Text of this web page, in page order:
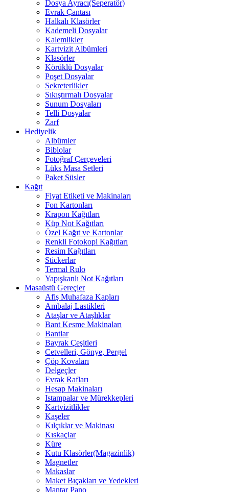
Dosya Ayracı(Seperatör)
Evrak Çantası
Halkalı Klasörler
Kademeli Dosyalar
Kalemlikler
Kartvizit Albümleri
Klasörler
Körüklü Dosyalar
Poşet Dosyalar
Sekreterlikler
Sıkıştırmalı Dosyalar
Sunum Dosyaları
Telli Dosyalar
Zarf
Hediyelik
Albümler
Biblolar
Fotoğraf Çerçeveleri
Lüks Masa Setleri
Paket Süsler
Kağıt
Fiyat Etiketi ve Makinaları
Fon Kartonları
Krapon Kağıtları
Küp Not Kağıtları
Özel Kağıt ve Kartonlar
Renkli Fotokopi Kağıtları
Resim Kağıtları
Stickerlar
Termal Rulo
Yapışkanlı Not Kağıtları
Masaüstü Gereçler
Afiş Muhafaza Kapları
Ambalaj Lastikleri
Ataşlar ve Ataşlıklar
Bant Kesme Makinaları
Bantlar
Bayrak Çeşitleri
Cetvelleri, Gönye, Pergel
Çöp Kovaları
Delgeçler
Evrak Rafları
Hesap Makinaları
Istampalar ve Mürekkepleri
Kartvizitlikler
Kaşeler
Kılçıklar ve Makinası
Kıskaçlar
Küre
Kutu Klasörler(Magazinlik)
Magnetler
Makaslar
Maket Bıçakları ve Yedekleri
Mantar Pano